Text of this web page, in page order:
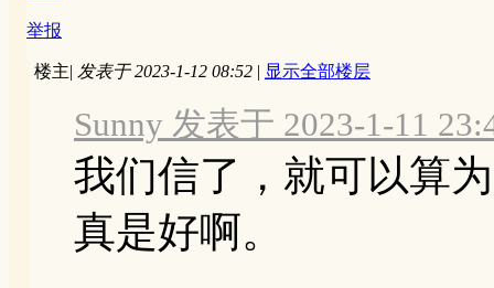
举报
楼主| 发表于 2023-1-12 08:52 | 显示全部楼层
Sunny 发表于 2023-1-11
我们信了，就可以算
真是好啊。